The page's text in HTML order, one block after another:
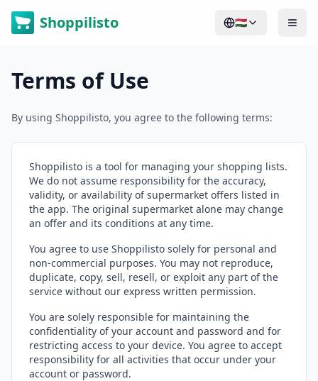
Shoppilisto 🇭🇺
Terms of Use
By using Shoppilisto, you agree to the following terms:
Shoppilisto is a tool for managing your shopping lists.
We do not assume responsibility for the accuracy,
validity, or availability of supermarket offers listed in
the app. The original supermarket alone may change
an offer and its conditions at any time.
You agree to use Shoppilisto solely for personal and
non-commercial purposes. You may not reproduce,
duplicate, copy, sell, resell, or exploit any part of the
service without our express written permission.
You are solely responsible for maintaining the
confidentiality of your account and password and for
restricting access to your device. You agree to accept
responsibility for all activities that occur under your
account or password.